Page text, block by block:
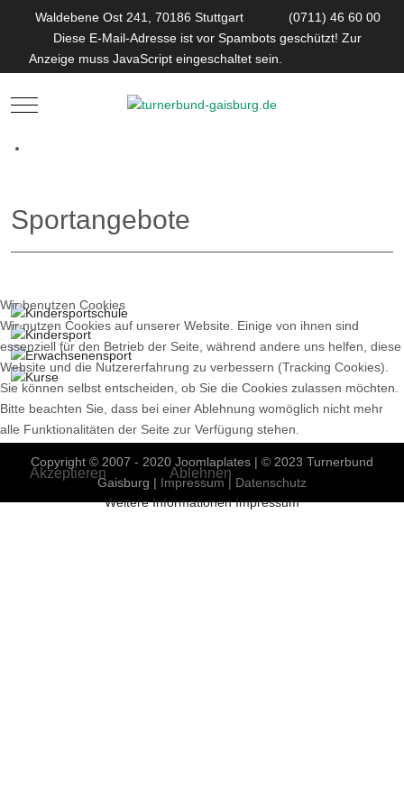
Waldebene Ost 241, 70186 Stuttgart
(0711) 46 60 00
Diese E-Mail-Adresse ist vor Spambots geschützt! Zur
Anzeige muss JavaScript eingeschaltet sein.
Mobile Menu Toggle
Sportangebote
Vorheriger Beitrag: 4.2_Uebersicht_fuer_Erwachsene
Zurück
Copyright © 2007 - 2020 Joomlaplates | © 2023 Turnerbund
Gaisburg | Impressum | Datenschutz
Wir benutzen Cookies
Wir nutzen Cookies auf unserer Website. Einige von ihnen sind
essenziell für den Betrieb der Seite, während andere uns helfen, diese
Website und die Nutzererfahrung zu verbessern (Tracking Cookies).
Sie können selbst entscheiden, ob Sie die Cookies zulassen möchten.
Bitte beachten Sie, dass bei einer Ablehnung womöglich nicht mehr
alle Funktionalitäten der Seite zur Verfügung stehen.
Akzeptieren Ablehnen
Weitere Informationen Impressum